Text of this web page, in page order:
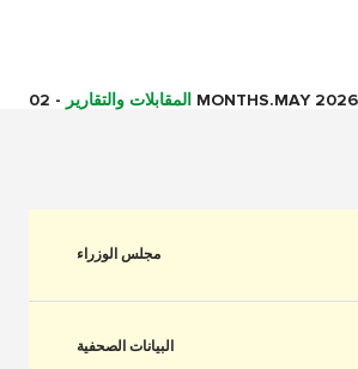
المقابلات والتقارير - 02 MONTHS.MAY 2026
مجلس الوزراء
البيانات الصحفية